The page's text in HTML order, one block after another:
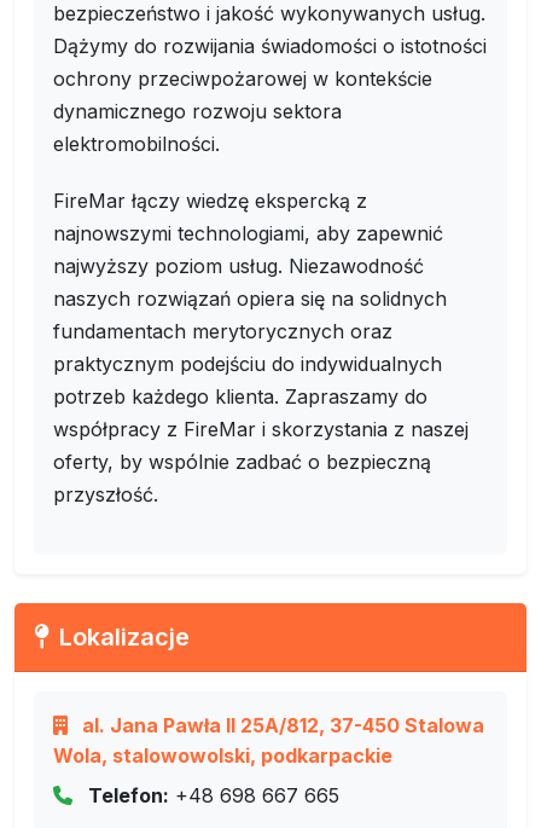
bezpieczeństwo i jakość wykonywanych usług.
Dążymy do rozwijania świadomości o istotności
ochrony przeciwpożarowej w kontekście
dynamicznego rozwoju sektora
elektromobilności.
FireMar łączy wiedzę ekspercką z
najnowszymi technologiami, aby zapewnić
najwyższy poziom usług. Niezawodność
naszych rozwiązań opiera się na solidnych
fundamentach merytorycznych oraz
praktycznym podejściu do indywidualnych
potrzeb każdego klienta. Zapraszamy do
współpracy z FireMar i skorzystania z naszej
oferty, by wspólnie zadbać o bezpieczną
przyszłość.
Lokalizacje
al. Jana Pawła II 25A/812, 37-450 Stalowa
Wola, stalowowolski, podkarpackie
Telefon: +48 698 667 665